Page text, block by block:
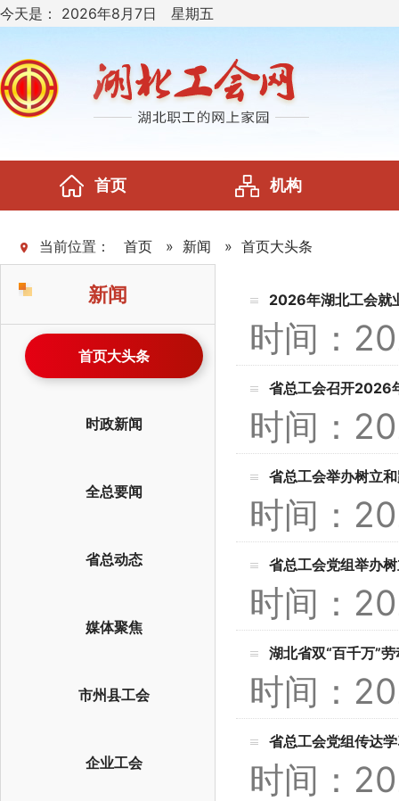
今天是： 2026年8月7日 星期五
首页 机构
当前位置： 首页 » 新闻 » 首页大头条
新闻
首页大头条
时政新闻
全总要闻
省总动态
媒体聚焦
市州县工会
企业工会
2026年湖北工会就
时间：
省总工会召开2026
时间：
省总工会举办树立
时间：
省总工会党组举办
时间：
湖北省双“百千万”
时间：
省总工会党组传达
时间：